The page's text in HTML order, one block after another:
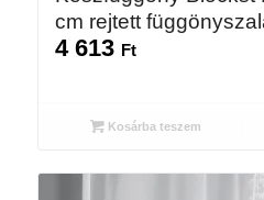
cm rejtett
4 613 Ft
Kosárba teszem